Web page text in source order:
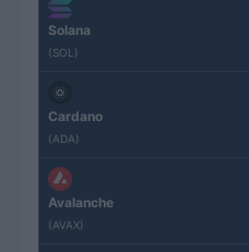
Solana
(SOL)
Cardano
(ADA)
Avalanche
(AVAX)